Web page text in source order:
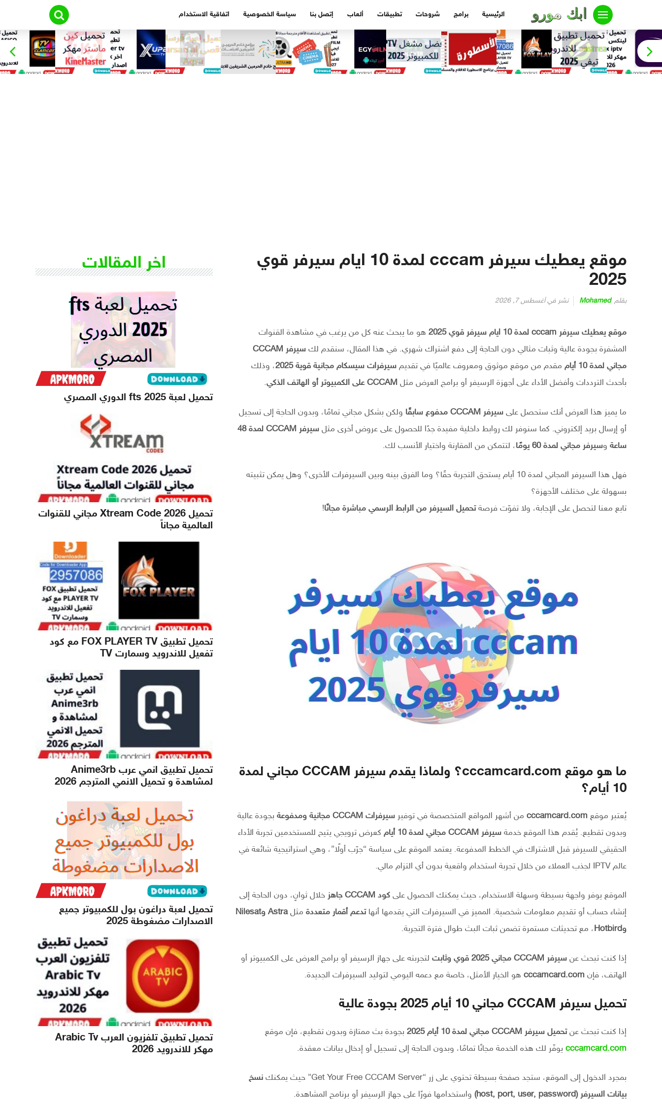
الرئيسية برامج شروحات تطبيقات ألعاب إتصل بنا سياسة الخصوصية اتفاقية الاستخدام
موقع يعطيك سيرفر cccam لمدة 10 ايام سيرفر قوي
2025
بقلم Mohamed نشر في أغسطس 7, 2026
موقع يعطيك سيرفر cccam لمدة 10 ايام سيرفر قوي 2025
هو ما يبحث عنه كل من يرغب في مشاهدة القنوات
المشفرة بجودة عالية وثبات مثالي دون الحاجة إلى دفع اشتراك شهري. في هذا المقال، سنقدم لك
سيرفر CCCAM
مجاني لمدة 10 أيام
مقدم من موقع موثوق ومعروف عالميًا في تقديم سيرفرات سيسكام مجانية قوية 2025
، وذلك
بأحدث الترددات وأفضل الأداء على أجهزة الرسيفر أو برامج العرض مثل CCCAM على الكمبيوتر أو الهاتف الذكي .
ما يميز هذا العرض أنك ستحصل على سيرفر CCCAM مدفوع سابقًا
ولكن بشكل مجاني تمامًا، وبدون الحاجة إلى تسجيل
أو إرسال بريد إلكتروني. كما سنوفر لك روابط داخلية مفيدة جدًا للحصول على عروض أخرى مثل
سيرفر CCCAM لمدة 48
ساعة وسيرفر مجاني لمدة 60 يومًا ، لتتمكن من المقارنة واختيار الأنسب لك.
فهل هذا السيرفر المجاني لمدة 10 أيام يستحق التجربة حقًا؟ وما الفرق بينه وبين السيرفرات الأخرى؟ وهل يمكن تثبيته
بسهولة على مختلف الأجهزة؟
تابع معنا لتحصل على الإجابة، ولا تفوّت فرصةتحميل السيرفر من الرابط الرسمي مباشرة مجانًا!
ما هو موقع cccamcard.com؟ ولماذا يقدم سيرفر CCCAM مجاني لمدة
10 أيام؟
يُعتبر موقع cccamcard.com من أشهر المواقع المتخصصة في توفير سيرفرات CCCAM مجانية ومدفوعة
بجودة عالية
وبدون تقطيع. يُقدم هذا الموقع خدمة سيرفر CCCAM مجاني لمدة 10 أيام
كعرض ترويجي يتيح للمستخدمين تجربة الأداء
الحقيقي للسيرفر قبل الاشتراك في الخطط المدفوعة. يعتمد الموقع على سياسة “جرّب أولًا”، وهي استراتيجية شائعة في
عالم IPTV لجذب العملاء من خلال تجربة استخدام واقعية بدون أي التزام مالي.
الموقع يوفر واجهة بسيطة وسهلة الاستخدام، حيث يمكنك الحصول على كود CCCAM جاهز
خلال ثوانٍ، دون الحاجة إلى
إنشاء حساب أو تقديم معلومات شخصية. المميز في السيرفرات التي يقدمها أنهاتدعم أقمار متعددة مثل
Astra وNilesat
وHotbird
، مع تحديثات مستمرة تضمن ثبات البث طوال فترة التجربة.
إذا كنت تبحث عن سيرفر CCCAM مجاني 2025 قوي وثابت
لتجربته على جهاز الرسيفر أو برامج العرض على الكمبيوتر أو
الهاتف، فإن cccamcard.com هو الخيار الأمثل، خاصة مع دعمه اليومي لتوليد السيرفرات الجديدة.
تحميل سيرفر CCCAM مجاني 10 أيام 2025 بجودة عالية
إذا كنت تبحث عنتحميل سيرفر CCCAM مجاني لمدة 10 أيام 2025
بجودة بث ممتازة وبدون تقطيع، فإن موقع
cccamcard.com يوفّر لك هذه الخدمة مجانًا تمامًا، وبدون الحاجة إلى تسجيل أو إدخال بيانات معقدة.
بمجرد الدخول إلى الموقع، ستجد صفحة بسيطة تحتوي على زر “Get Your Free CCCAM Server” حيث يمكنك
نسخ
بيانات السيرفر (host, port, user, password)
واستخدامها فورًا على جهاز الرسيفر أو برنامج المشاهدة.
اخر المقالات
تحميل لعبة fts 2025 الدوري المصري
تحميل Xtream Code 2026 مجاني للقنوات
العالمية مجاناً
تحميل تطبيق FOX PLAYER TV مع كود
تفعيل للاندرويد وسمارت TV
تحميل تطبيق انمي عرب Anime3rb
لمشاهدة و تحميل الانمي المترجم 2026
تحميل لعبة دراغون بول للكمبيوتر جميع
الاصدارات مضغوطة 2025
تحميل تطبيق تلفزيون العرب Arabic Tv
مهكر للاندرويد 2026